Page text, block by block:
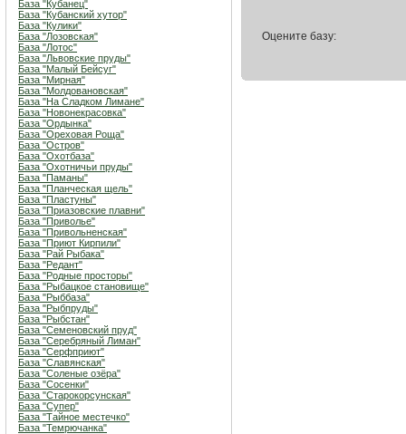
База "Кубанец"
База "Кубанский хутор"
База "Кулики"
База "Лозовская"
База "Лотос"
База "Львовские пруды"
База "Малый Бейсуг"
База "Мирная"
База "Молдовановская"
База "На Сладком Лимане"
База "Новонекрасовка"
База "Ордынка"
База "Ореховая Роща"
База "Остров"
База "Охотбаза"
База "Охотничьи пруды"
База "Паманы"
База "Планческая щель"
База "Пластуны"
База "Приазовские плавни"
База "Приволье"
База "Привольненская"
База "Приют Кирпили"
База "Рай Рыбака"
База "Редант"
База "Родные просторы"
База "Рыбацкое становище"
База "Рыббаза"
База "Рыбпруды"
База "Рыбстан"
База "Семеновский пруд"
База "Серебряный Лиман"
База "Серфприют"
База "Славянская"
База "Соленые озёра"
База "Сосенки"
База "Старокорсунская"
База "Супер"
База "Тайное местечко"
База "Темрючанка"
Оцените базу: